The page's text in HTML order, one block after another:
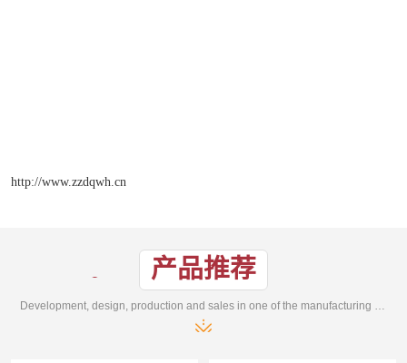
http://www.zzdqwh.cn
产品推荐